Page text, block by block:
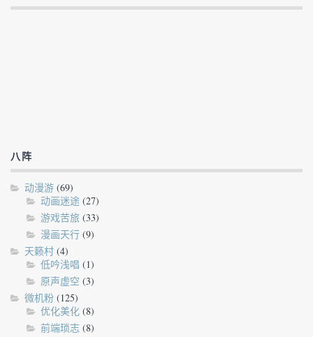
八阵
动漫游 (69)
动画迷途 (27)
游戏苦旅 (33)
漫画天行 (9)
天籁村 (4)
低吟浅唱 (1)
原声虚空 (3)
微机粉 (125)
优化美化 (8)
前端琐志 (8)